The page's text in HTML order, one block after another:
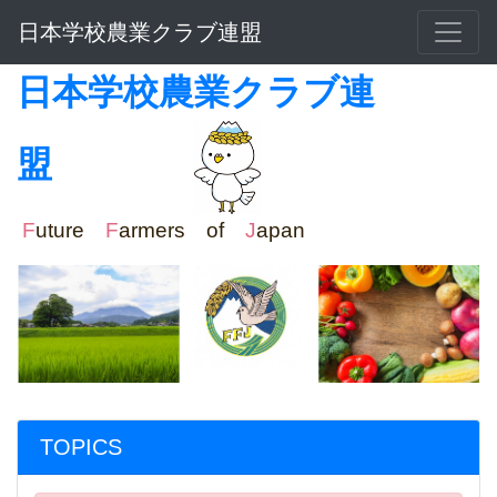
日本学校農業クラブ連盟
日本学校農業クラブ連
盟
Future Farmers of Japan
TOPICS